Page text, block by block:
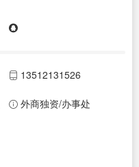
13512131526
外商独资/办事处